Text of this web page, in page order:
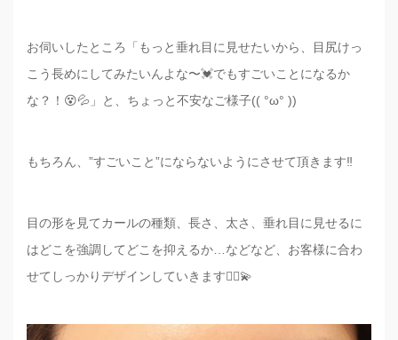
お伺いしたところ「もっと垂れ目に見せたいから、目尻けっ
こう長めにしてみたいんよな〜💓でもすごいことになるか
な？！😵💦」と、ちょっと不安なご様子(( °ω° ))
もちろん、”すごいこと”にならないようにさせて頂きます‼️
目の形を見てカールの種類、長さ、太さ、垂れ目に見せるに
はどこを強調してどこを抑えるか…などなど、お客様に合わ
せてしっかりデザインしていきます☝🏼️💫